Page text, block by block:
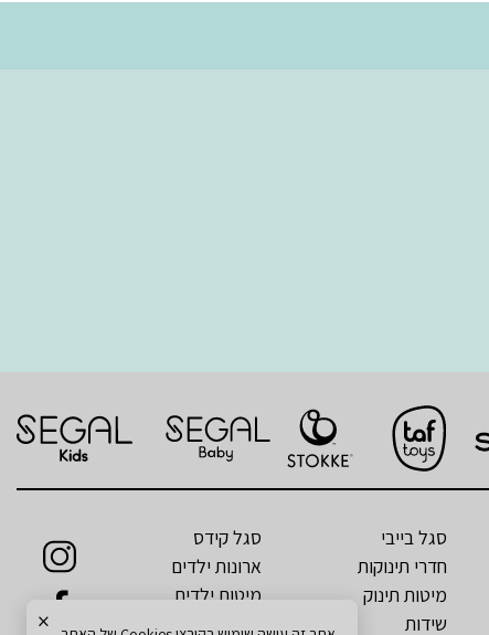
×
סגל בייבי
חדרי תינוקות
מיטות תינוק
שידות
סגל קידס
ארונות ילדים
מיטות ילדים